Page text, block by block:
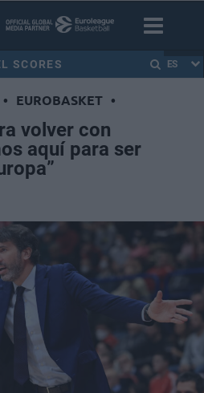
SCORES ES
• EUROBASKET •
volver con
aquí para ser